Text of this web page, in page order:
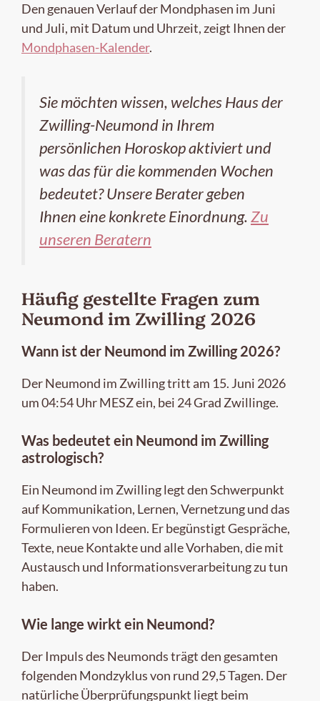
Den genauen Verlauf der Mondphasen im Juni
und Juli, mit Datum und Uhrzeit, zeigt Ihnen der
Mondphasen-Kalender.
Sie möchten wissen, welches Haus der
Zwilling-Neumond in Ihrem
persönlichen Horoskop aktiviert und
was das für die kommenden Wochen
bedeutet? Unsere Berater geben
Ihnen eine konkrete Einordnung.Zu
unseren Beratern
Häufig gestellte Fragen zum
Neumond im Zwilling 2026
Wann ist der Neumond im Zwilling 2026?
Der Neumond im Zwilling tritt am 15. Juni 2026
um 04:54 Uhr MESZ ein, bei 24 Grad Zwillinge.
Was bedeutet ein Neumond im Zwilling
astrologisch?
Ein Neumond im Zwilling legt den Schwerpunkt
auf Kommunikation, Lernen, Vernetzung und das
Formulieren von Ideen. Er begünstigt Gespräche,
Texte, neue Kontakte und alle Vorhaben, die mit
Austausch und Informationsverarbeitung zu tun
haben.
Wie lange wirkt ein Neumond?
Der Impuls des Neumonds trägt den gesamten
folgenden Mondzyklus von rund 29,5 Tagen. Der
natürliche Überprüfungspunkt liegt beim